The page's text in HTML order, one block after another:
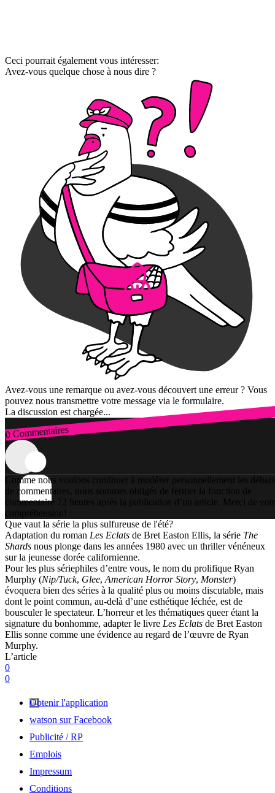
Ceci pourrait également vous intéresser:
Avez-vous quelque chose à nous dire ?
Avez-vous une remarque ou avez-vous découvert une erreur ? Vous
pouvez nous transmettre votre message via le formulaire.
La discussion est chargée...
0 Commentaires
Connexion
Comme nous voulons continuer à modérer personnellement les débats
de commentaires, nous sommes obligés de fermer la fonction de
commentaire 72 heures après la publication d’un article. Merci de
compréhension!
Que vaut la série la plus sulfureuse de l'été?
Adaptation du roman Les Eclats de Bret Easton Ellis, la série The
Shards nous plonge dans les années 1980 avec un thriller vénéneux
sur la jeunesse dorée californienne.
Pour les plus sériephiles d’entre vous, le nom du prolifique Ryan
Murphy (Nip/Tuck, Glee, American Horror Story, Monster)
évoquera bien des séries à la qualité plus ou moins discutable, mais
dont le point commun, au-delà d’une esthétique léchée, est de
bousculer le spectateur. L’horreur et les thématiques queer étant la
signature du bonhomme, adapter le livre Les Eclats de Bret Easton
Ellis sonne comme une évidence au regard de l’œuvre de Ryan
Murphy.
L’article
0
0
Obtenir l'application
watson sur Facebook
Publicité / RP
Emplois
Impressum
Conditions